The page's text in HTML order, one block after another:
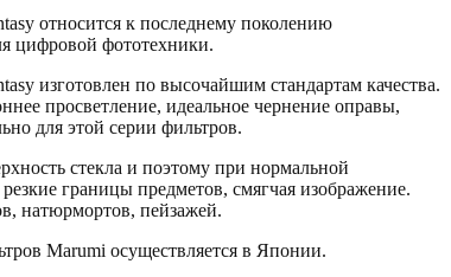
относится к последнему поколению
цифровой фототехники.
изготовлен по высочайшим стандартам качества.
просветление, идеальное чернение оправы,
для этой серии фильтров.
стекла и поэтому при нормальной
резкие границы предметов, смягчая изображение.
натюрмортов, пейзажей.
Marumi осуществляется в Японии.